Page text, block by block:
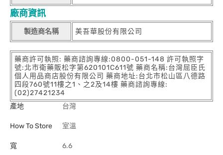
廠商資訊
製造商名稱 美吾華股份有限公司
藥商許可執照: 藥商諮詢專線:0800-051-148 許可執照字
號:北市衛藥販松字第620101C611號 藥商名稱:台灣屈臣氏
個人用品商店股份有限公司 藥商地址:台北市松山區八德路
四段760號11樓之1、之2及14樓 藥商諮詢專線:
(02)27421234
產地
台灣
How To Store 室溫
寬 6.6